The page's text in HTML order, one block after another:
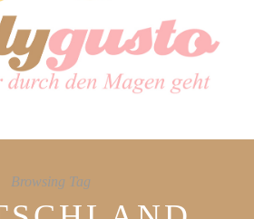
Browsing Tag